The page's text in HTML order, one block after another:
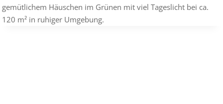
gemütlichem Häuschen im Grünen mit viel Tageslicht bei ca.
120 m² in ruhiger Umgebung.